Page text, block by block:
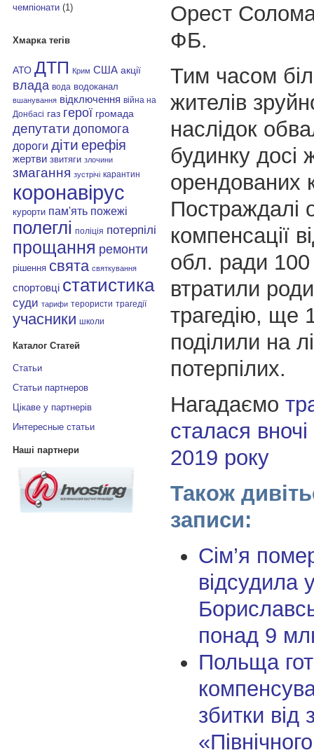
чемпіонати(1)
Хмарка тегів
АТО ДТП Крим США акції
влада вода водоканал
вшанування відключення війна на
Донбасі газ герої громада
депутати допомога
дороги діти ерефія
жертви звитяги злочини
змагання зустрічі карантин
коронавірус
курорти пам'ять пожежі
полеглі поліція потерпілі
прощання ремонти
рішення свята святкування
спортовці статистика
суди тарифи терористи трагедії
учасники школи
Каталог Статей
Статьи
Статьи партнеров
Цікаве у партнерів
Интересные статьи
Наші партнери
Орест
ФБ.
Тим часом
жителів
наслідок
будинку досі
орендованих
Постраждалі
компенсації
обл. ради 100
втратили
трагедію, ще
поділили на
потерпілих.
Нагадаємо
сталася
2019 року
Також
записи:
Сім’я
відсудила
понад 9
Польща
збитки від